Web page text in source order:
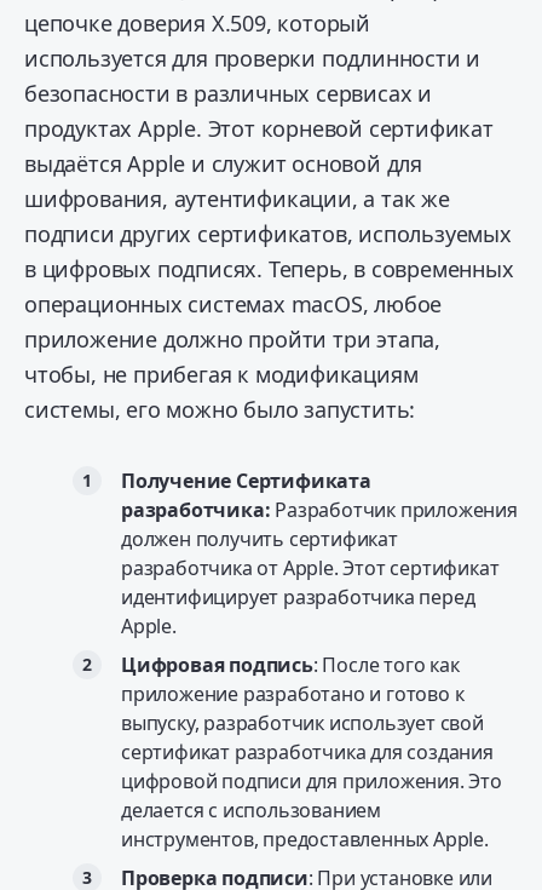
цепочке доверия X.509, который
используется для проверки подлинности и
безопасности в различных сервисах и
продуктах Apple. Этот корневой сертификат
выдаётся Apple и служит основой для
шифрования, аутентификации, а так же
подписи других сертификатов, используемых
в цифровых подписях. Теперь, в современных
операционных системах macOS, любое
приложение должно пройти три этапа,
чтобы, не прибегая к модификациям
системы, его можно было запустить:
Получение Сертификата
разработчика: Разработчик приложения
должен получить сертификат
разработчика от Apple. Этот сертификат
идентифицирует разработчика перед
Apple.
Цифровая подпись: После того как
приложение разработано и готово к
выпуску, разработчик использует свой
сертификат разработчика для создания
цифровой подписи для приложения. Это
делается с использованием
инструментов, предоставленных Apple.
Проверка подписи: При установке или